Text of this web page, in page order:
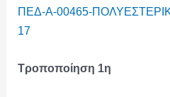
ΠΕΔ-Α-00465-
17
Τροποποίηση 1η